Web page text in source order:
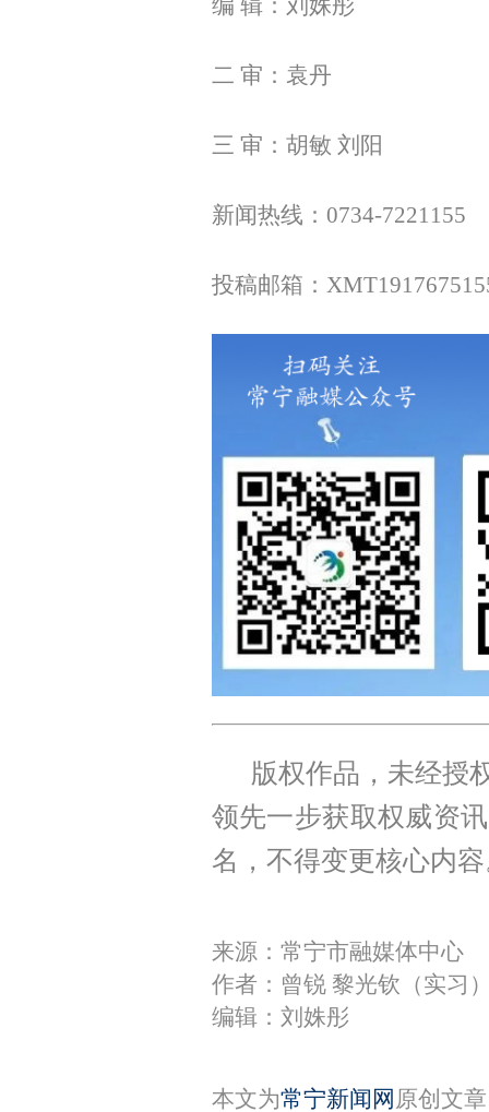
编 辑：刘姝彤
二 审：袁丹
三 审：胡敏 刘阳
新闻热线：0734-7221155
投稿邮箱：
版权作品，未经授
领先一步获取权威资
名，不得变更核心内
来源：常宁市融媒体中心
作者：曾锐​ 黎光钦（实习
编辑：刘姝彤
本文为常宁新闻网 原创文